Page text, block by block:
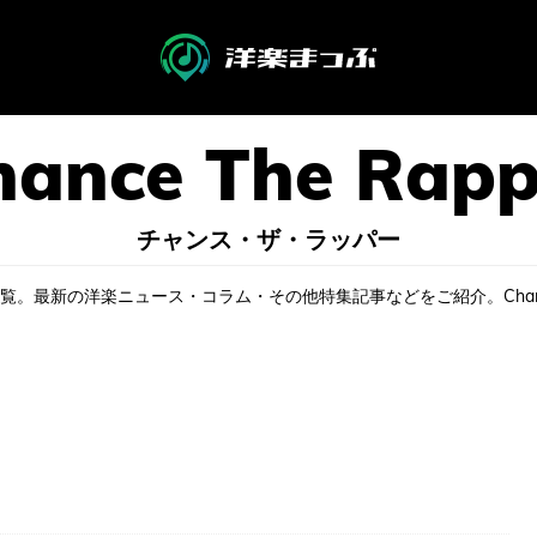
チャンス・ザ・ラッパー
。最新の洋楽ニュース・コラム・その他特集記事などをご紹介。